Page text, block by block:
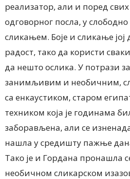
реализатор, али и поред
одговорног посла, у
сликањем. Боје и сликање јој
радост, тако да користи
да нешто ослика. У потрази
занимљивим и необичним,
са енкаустиком, старом
техником која је годинама
заборављена, али се
нашла у средишту пажње
Тако је и Гордана пронашла
необичном сликарском